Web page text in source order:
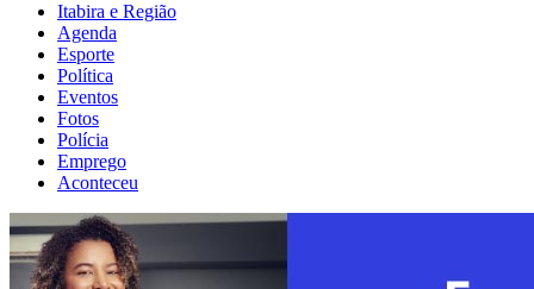
Itabira e Região
Agenda
Esporte
Política
Eventos
Fotos
Polícia
Emprego
Aconteceu